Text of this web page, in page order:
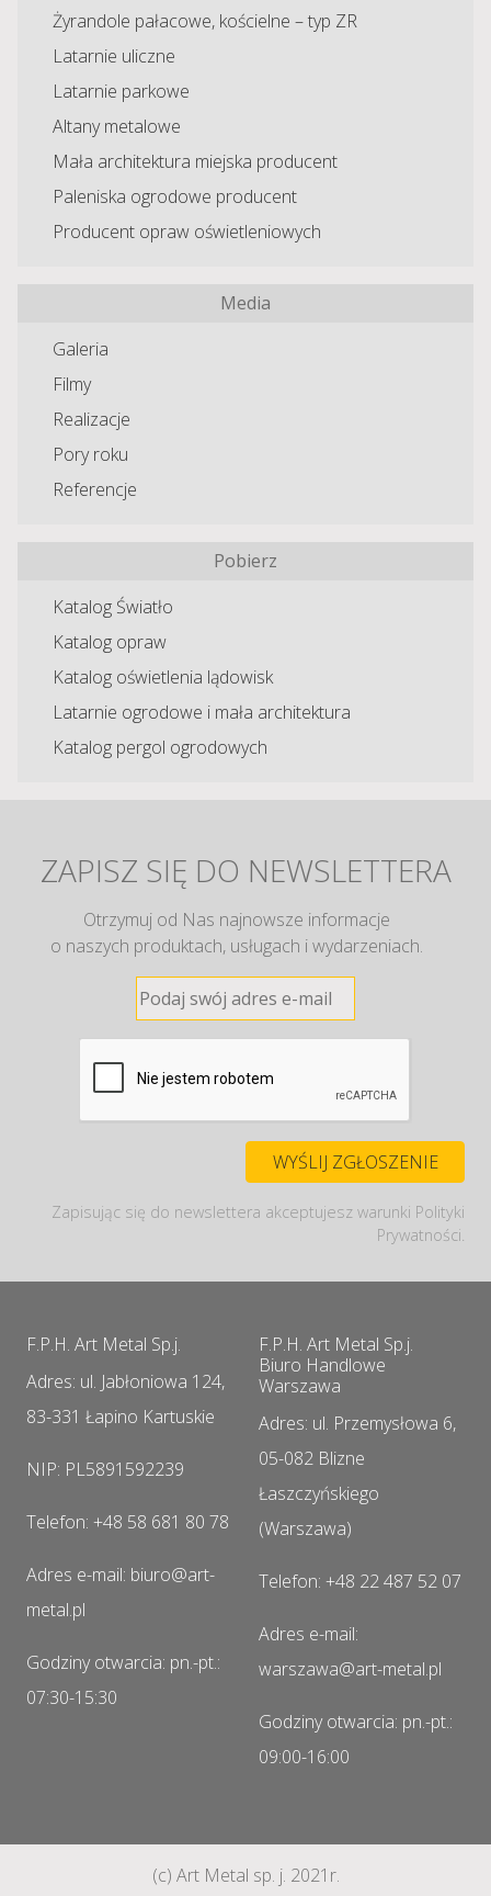
Żyrandole pałacowe, kościelne – typ ZR
Latarnie uliczne
Latarnie parkowe
Altany metalowe
Mała architektura miejska producent
Paleniska ogrodowe producent
Producent opraw oświetleniowych
Media
Galeria
Filmy
Realizacje
Pory roku
Referencje
Pobierz
Katalog Światło
Katalog opraw
Katalog oświetlenia lądowisk
Latarnie ogrodowe i mała architektura
Katalog pergol ogrodowych
ZAPISZ SIĘ DO NEWSLETTERA
Otrzymuj od Nas najnowsze informacje
o naszych produktach, usługach i wydarzeniach.
Zapisując się do newslettera akceptujesz warunki Polityki
Prywatności.
F.P.H. Art Metal Sp.j.
Adres: ul. Jabłoniowa 124,
83-331 Łapino Kartuskie
NIP: PL5891592239
Telefon: +48 58 681 80 78
Adres e-mail: biuro@art-
metal.pl
Godziny otwarcia: pn.-pt.:
07:30-15:30
F.P.H. Art Metal Sp.j.
Biuro Handlowe
Warszawa
Adres: ul. Przemysłowa 6,
05-082 Blizne
Łaszczyńskiego
(Warszawa)
Telefon: +48 22 487 52 07
Adres e-mail:
warszawa@art-metal.pl
Godziny otwarcia: pn.-pt.:
09:00-16:00
(c) Art Metal sp. j. 2021r.